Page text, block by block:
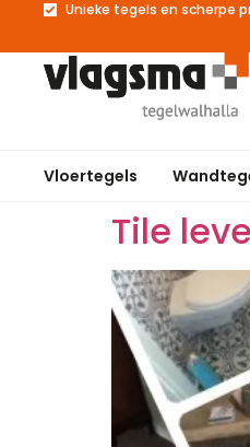
Unieke tegels en scherpe
Vloertegels
Tile